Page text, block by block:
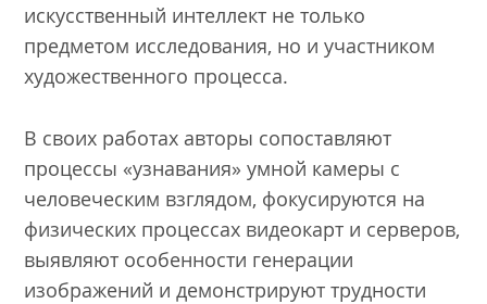
искусственный интеллект не только
предметом исследования, но и участником
художественного процесса.
В своих работах авторы сопоставляют
процессы «узнавания» умной камеры с
человеческим взглядом, фокусируются на
физических процессах видеокарт и серверов,
выявляют особенности генерации
изображений и демонстрируют трудности